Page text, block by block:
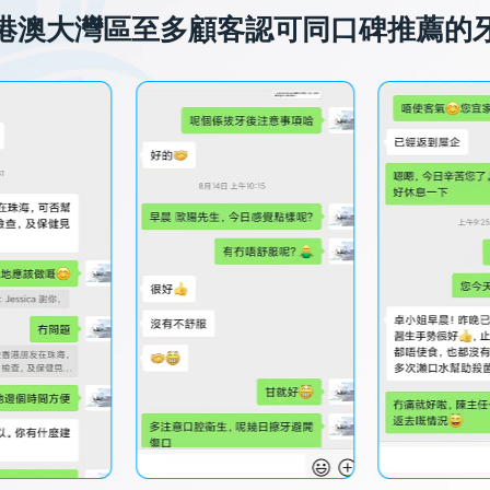
澳大灣區至多顧客認可同口碑推薦的